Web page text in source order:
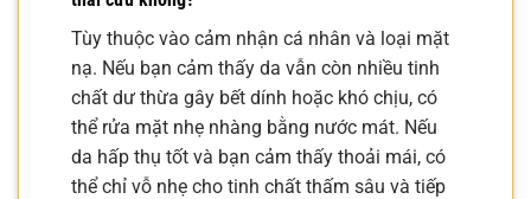
Tùy thuộc vào cảm nhận cá nhân và loại mặt
nạ. Nếu bạn cảm thấy da vẫn còn nhiều tinh
chất dư thừa gây bết dính hoặc khó chịu, có
thể rửa mặt nhẹ nhàng bằng nước mát. Nếu
da hấp thụ tốt và bạn cảm thấy thoải mái, có
thể chỉ vỗ nhẹ cho tinh chất thấm sâu và tiếp